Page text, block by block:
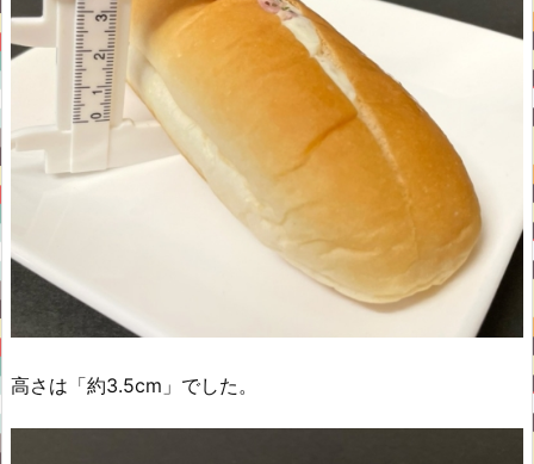
高さは「約3.5cm」でした。